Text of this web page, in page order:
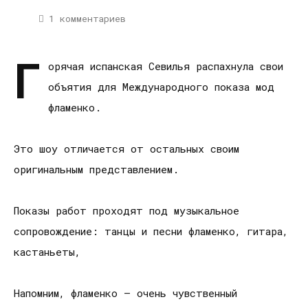
1 комментариев
Г
орячая испанская Севилья распахнула свои
объятия для Международного показа мод
фламенко.
Это шоу отличается от остальных своим
оригинальным представлением.
Показы работ проходят под музыкальное
сопровождение: танцы и песни фламенко, гитара,
кастаньеты,
Напомним, фламенко – очень чувственный